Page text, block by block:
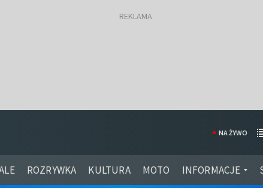
ROZRYWKA KULTURA MOTO INFORMACJE
NA ŻYWO